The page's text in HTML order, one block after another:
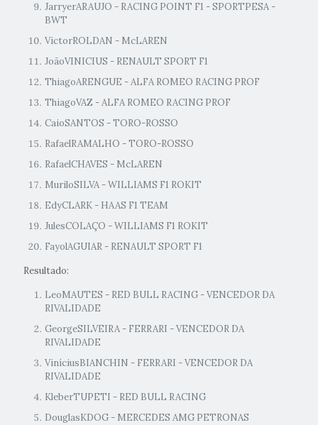
JarryerARAUJO - RACING POINT F1 - SPORTPESA -
BWT
VictorROLDAN - McLAREN
JoãoVINICIUS - RENAULT SPORT F1
ThiagoARENGUE - ALFA ROMEO RACING PROF
ThiagoVAZ - ALFA ROMEO RACING PROF
CaioSANTOS - TORO-ROSSO
RafaelRAMALHO - TORO-ROSSO
RafaelCHAVES - McLAREN
MuriloSILVA - WILLIAMS F1 ROKIT
EdyCLARK - HAAS F1 TEAM
JulesCOLAÇO - WILLIAMS F1 ROKIT
FayolAGUIAR - RENAULT SPORT F1
Resultado:
LeoMAUTES - RED BULL RACING - VENCEDOR DA
RIVALIDADE
GeorgeSILVEIRA - FERRARI - VENCEDOR DA
RIVALIDADE
ViníciusBIANCHIN - FERRARI - VENCEDOR DA
RIVALIDADE
KleberTUPETI - RED BULL RACING
DouglasKDOG - MERCEDES AMG PETRONAS